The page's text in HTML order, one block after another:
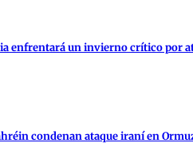
enfrentará un invierno crítico por
condenan ataque iraní en